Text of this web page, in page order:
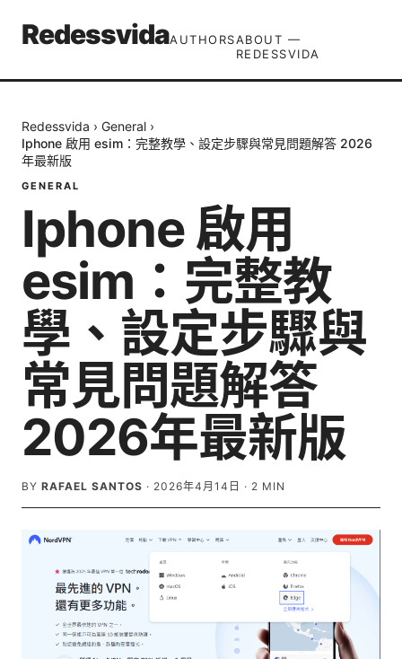
RedessvidaAUTHORSABOUT —
REDESSVIDA
Redessvida › General ›
Iphone 啟用 esim：完整教學、設定步驟與常見問題解答 2026
年最新版
GENERAL
Iphone 啟用
esim：完整教
學、設定步驟與
常見問題解答
2026年最新版
BY RAFAEL SANTOS · 2026年4月14日 · 2 MIN